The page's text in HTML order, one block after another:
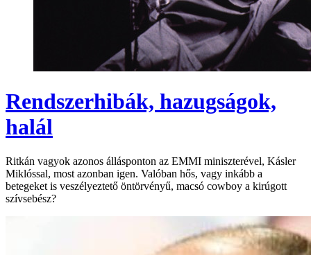
Rendszerhibák, hazugságok,
halál
Ritkán vagyok azonos állásponton az EMMI miniszterével, Kásler
Miklóssal, most azonban igen. Valóban hős, vagy inkább a
betegeket is veszélyeztető öntörvényű, macsó cowboy a kirúgott
szívsebész?